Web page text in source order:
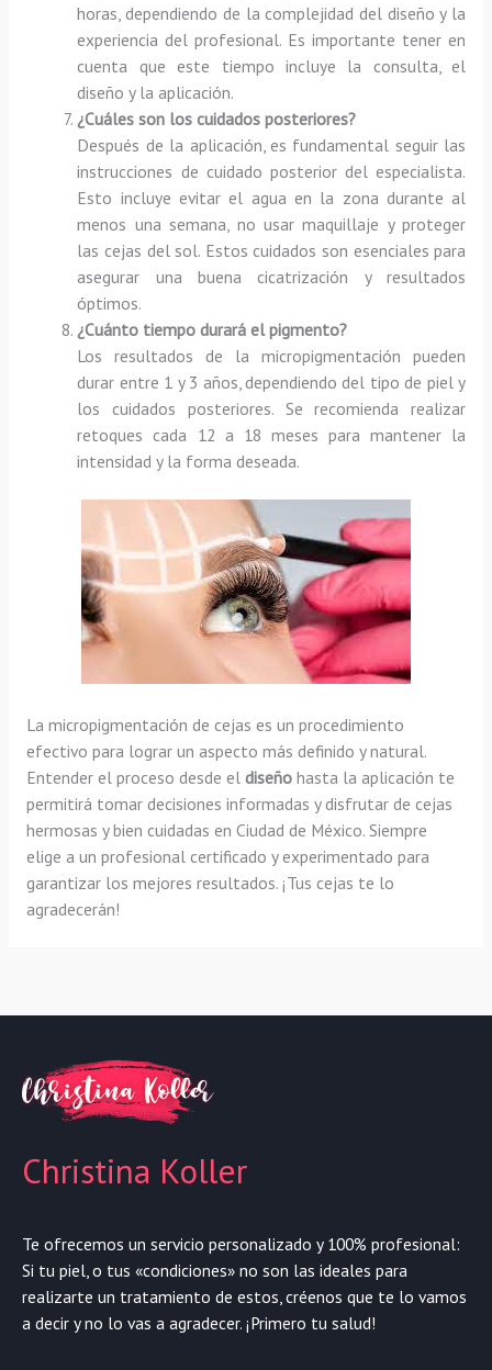
horas, dependiendo de la complejidad del diseño y la
experiencia del profesional. Es importante tener en
cuenta que este tiempo incluye la consulta, el
diseño y la aplicación.
¿Cuáles son los cuidados posteriores?
Después de la aplicación, es fundamental seguir las
instrucciones de cuidado posterior del especialista.
Esto incluye evitar el agua en la zona durante al
menos una semana, no usar maquillaje y proteger
las cejas del sol. Estos cuidados son esenciales para
asegurar una buena cicatrización y resultados
óptimos.
¿Cuánto tiempo durará el pigmento?
Los resultados de la micropigmentación pueden
durar entre 1 y 3 años, dependiendo del tipo de piel y
los cuidados posteriores. Se recomienda realizar
retoques cada 12 a 18 meses para mantener la
intensidad y la forma deseada.
La micropigmentación de cejas es un procedimiento
efectivo para lograr un aspecto más definido y natural.
Entender el proceso desde el diseño hasta la aplicación te
permitirá tomar decisiones informadas y disfrutar de cejas
hermosas y bien cuidadas en Ciudad de México. Siempre
elige a un profesional certificado y experimentado para
garantizar los mejores resultados. ¡Tus cejas te lo
agradecerán!
Christina Koller
Te ofrecemos un servicio personalizado y 100% profesional:
Si tu piel, o tus «condiciones» no son las ideales para
realizarte un tratamiento de estos, créenos que te lo vamos
a decir y no lo vas a agradecer. ¡Primero tu salud!